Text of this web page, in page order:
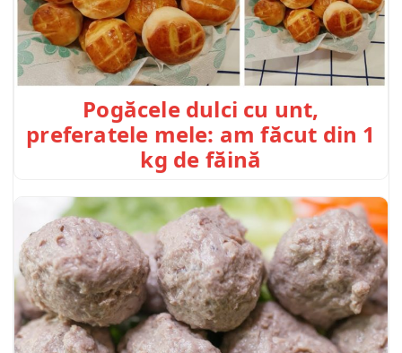
Pogăcele dulci cu unt,
preferatele mele: am făcut din 1
kg de făină